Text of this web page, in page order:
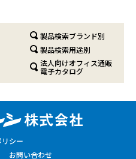
製品検索ブランド別
製品検索用途別
法人向けオフィス通販
電子カタログ
シー
お問い合わせ